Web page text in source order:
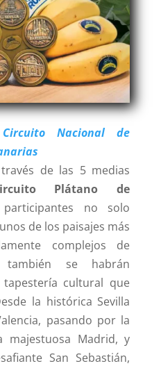
Circuito Nacional de
de las 5 medias
Plátano de
no solo
de los paisajes más
complejos de
se habrán
cultural que
la histórica Sevilla
pasando por la
majestuosa Madrid, y
San Sebastián,